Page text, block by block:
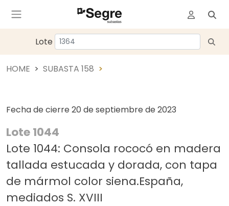
Lote
HOME SUBASTA 158
Fecha de cierre 20 de septiembre de 2023
Lote 1044
Lote 1044: Consola rococó en madera
tallada estucada y dorada, con tapa
de mármol color siena.España,
mediados S. XVIII